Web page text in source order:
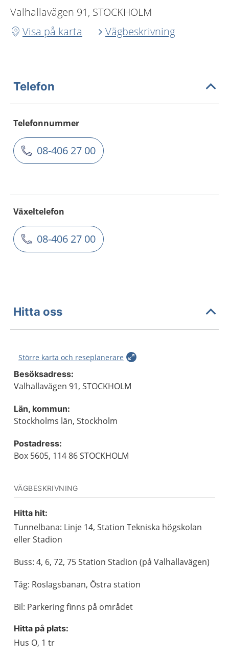
Valhallavägen 91, STOCKHOLM
Visa på karta
Vägbeskrivning
Telefon
Telefonnummer
08-406 27 00
Växeltelefon
08-406 27 00
Hitta oss
Större karta och reseplanerare
Besöksadress:
Valhallavägen 91, STOCKHOLM
Län, kommun:
Stockholms län, Stockholm
Postadress:
Box 5605, 114 86 STOCKHOLM
VÄGBESKRIVNING
Hitta hit:
Tunnelbana: Linje 14, Station Tekniska högskolan
eller Stadion
Buss: 4, 6, 72, 75 Station Stadion (på Valhallavägen)
Tåg: Roslagsbanan, Östra station
Bil: Parkering finns på området
Hitta på plats:
Hus O, 1 tr